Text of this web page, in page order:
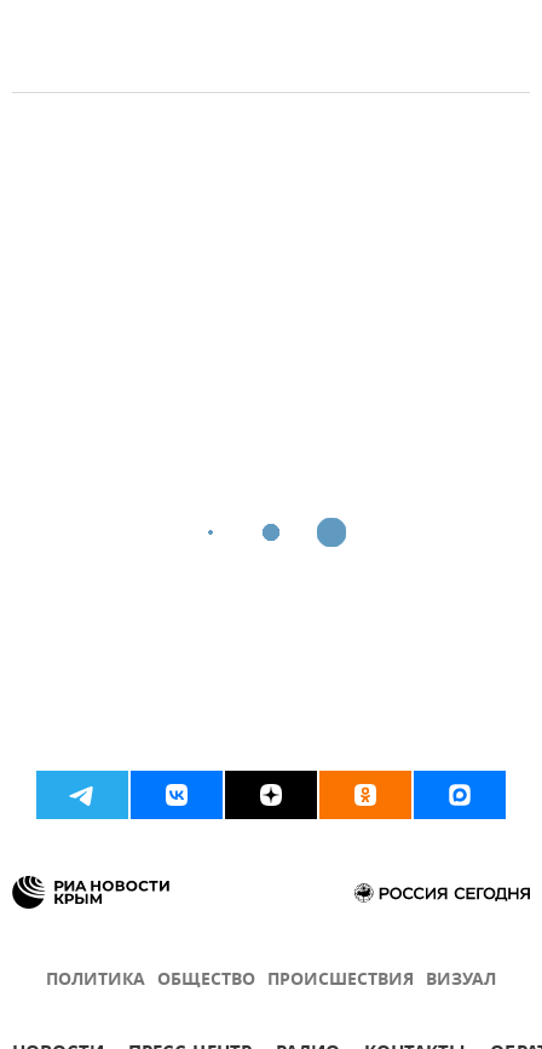
ПОЛИТИКА ОБЩЕСТВО ПРОИСШЕСТВИЯ ВИЗУАЛ